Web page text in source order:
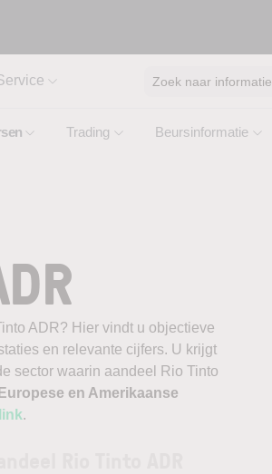
Trading Beursinformatie
Zoek naar informatie
ADR? Hier vindt u objectieve
en relevante cijfers. U krijgt
sector waarin aandeel Rio Tinto
en Amerikaanse
.